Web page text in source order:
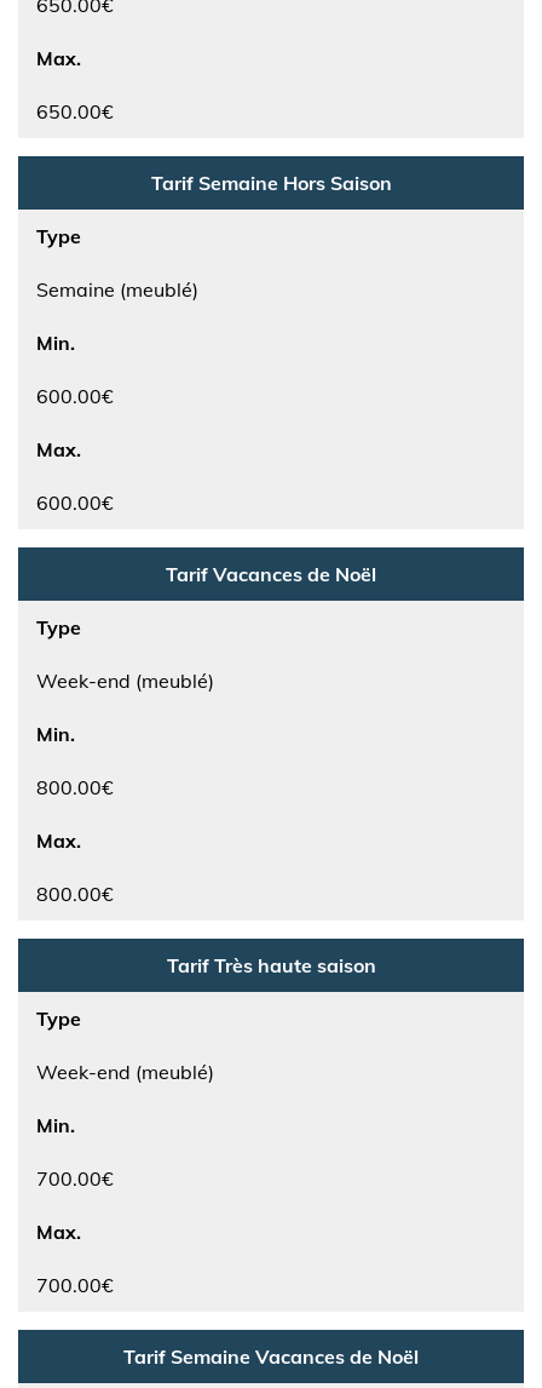
650.00€
Max.
650.00€
Tarif Semaine Hors Saison
Type
Semaine (meublé)
Min.
600.00€
Max.
600.00€
Tarif Vacances de Noël
Type
Week-end (meublé)
Min.
800.00€
Max.
800.00€
Tarif Très haute saison
Type
Week-end (meublé)
Min.
700.00€
Max.
700.00€
Tarif Semaine Vacances de Noël